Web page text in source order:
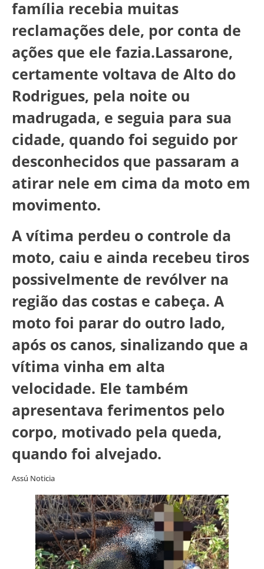
família recebia muitas
reclamações dele, por conta de
ações que ele fazia.Lassarone,
certamente voltava de Alto do
Rodrigues, pela noite ou
madrugada, e seguia para sua
cidade, quando foi seguido por
desconhecidos que passaram a
atirar nele em cima da moto em
movimento.
A vítima perdeu o controle da
moto, caiu e ainda recebeu tiros
possivelmente de revólver na
região das costas e cabeça. A
moto foi parar do outro lado,
após os canos, sinalizando que a
vítima vinha em alta
velocidade. Ele também
apresentava ferimentos pelo
corpo, motivado pela queda,
quando foi alvejado.
Assú Noticia